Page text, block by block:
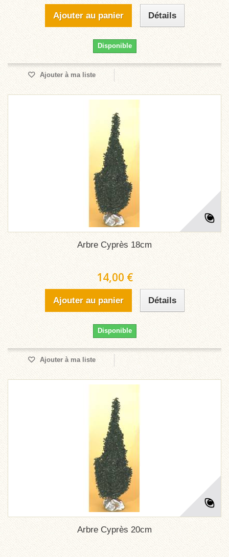
Ajouter au panier Détails
Disponible
Ajouter à ma liste
Arbre Cyprès 18cm
14,00 €
Ajouter au panier Détails
Disponible
Ajouter à ma liste
Arbre Cyprès 20cm